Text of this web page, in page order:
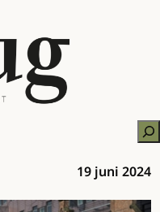
19 juni 2024